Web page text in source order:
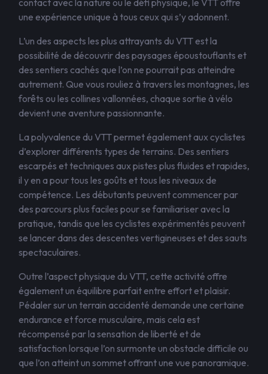
contact avec la nature ou le défi physique, le VTT offre
une expérience unique à tous ceux qui s’y adonnent.
L’un des aspects les plus attrayants du VTT est la
possibilité de découvrir des paysages époustouflants et
des sentiers cachés que l’on ne pourrait pas atteindre
autrement. Que vous rouliez à travers les montagnes, les
forêts ou les collines vallonnées, chaque sortie à vélo
devient une aventure passionnante.
La polyvalence du VTT permet également aux cyclistes
d’explorer différents types de terrains. Des sentiers
escarpés et techniques aux pistes plus fluides et rapides,
il y en a pour tous les goûts et tous les niveaux de
compétence. Les débutants peuvent commencer par
des parcours plus faciles pour se familiariser avec la
pratique, tandis que les cyclistes expérimentés peuvent
se lancer dans des descentes vertigineuses et des sauts
spectaculaires.
Outre l’aspect physique du VTT, cette activité offre
également un équilibre parfait entre effort et plaisir.
Pédaler sur un terrain accidenté demande une certaine
endurance et force musculaire, mais cela est
récompensé par la sensation de liberté et de
satisfaction lorsque l’on surmonte un obstacle difficile ou
que l’on atteint un sommet offrant une vue panoramique.